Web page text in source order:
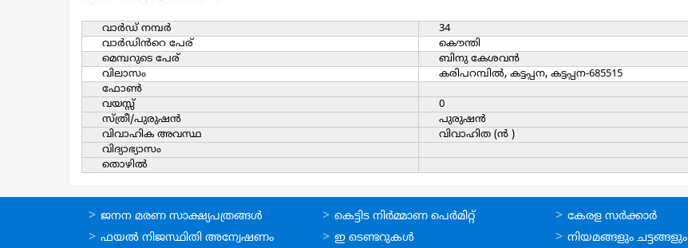
വാര്‍ഡ്‌ നമ്പര്‍
34
വാര്‍ഡിൻറെ പേര്
കൌന്തി
മെമ്പറുടെ പേര്
ബിനു കേശവന്‍
വിലാസം
കരിപറമ്പില്‍, കട്ടപ്പന, കട്ടപ്പന-685515
ഫോൺ
വയസ്സ്
0
സ്ത്രീ/പുരുഷന്‍
പുരുഷന്‍
വിവാഹിക അവസ്ഥ
വിവാഹിത (ന്‍ )
വിദ്യാഭ്യാസം
തൊഴില്‍
ഓണ്‍ലൈന്‍
സേവനങ്ങള്‍
ജനന മരണ സാക്ഷ്യപത്രങ്ങള്‍
ഫയല്‍ നിജസ്ഥിതി അന്വേഷണം
ഓണ്‍ലൈന്‍
സേവനങ്ങള്‍
കെട്ടിട നിര്‍മ്മാണ പെര്‍മിറ്റ്‌
ഇ ടെണ്ടറുകള്‍
ഉപയോഗപ്രദമായ
കണ്ണികള്‍
കേരള സര്‍ക്കാര്‍
നിയമങ്ങളും ചട്ടങ്ങളും